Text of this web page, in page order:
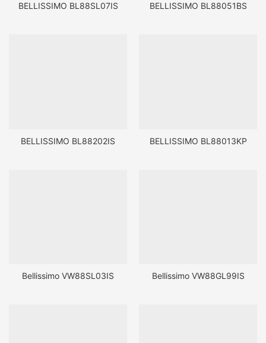
BELLISSIMO BL88SL07IS BELLISSIMO BL88051BS
BELLISSIMO BL88202IS BELLISSIMO BL88013KP
Bellissimo VW88SL03IS Bellissimo VW88GL99IS